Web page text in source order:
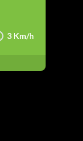
3 Km/h